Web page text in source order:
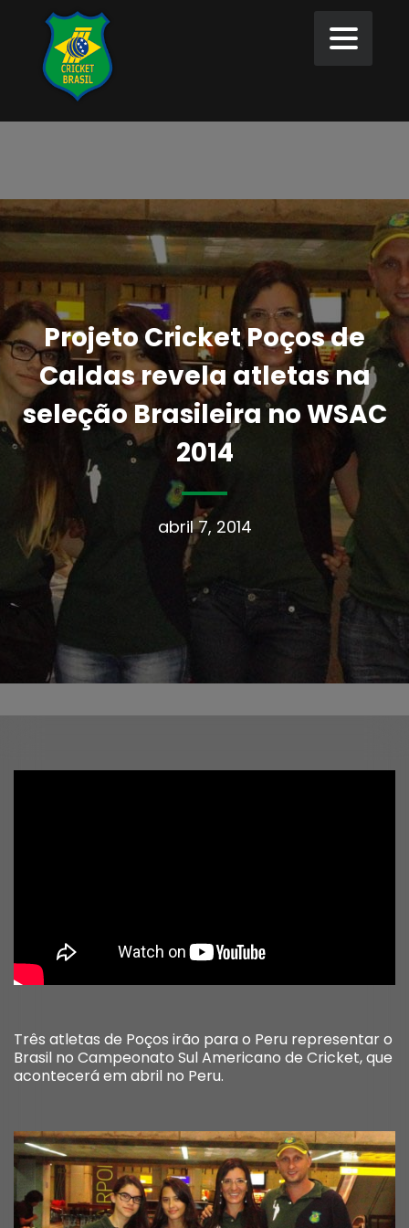
Projeto Cricket Poços de
Caldas revela atletas na
seleção Brasileira no WSAC
2014
abril 7, 2014
Três atletas de Poços irão para o Peru representar o
Brasil no Campeonato Sul Americano de Cricket, que
acontecerá em abril no Peru.